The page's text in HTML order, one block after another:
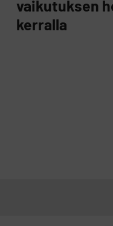
vaikutuksen
kerralla